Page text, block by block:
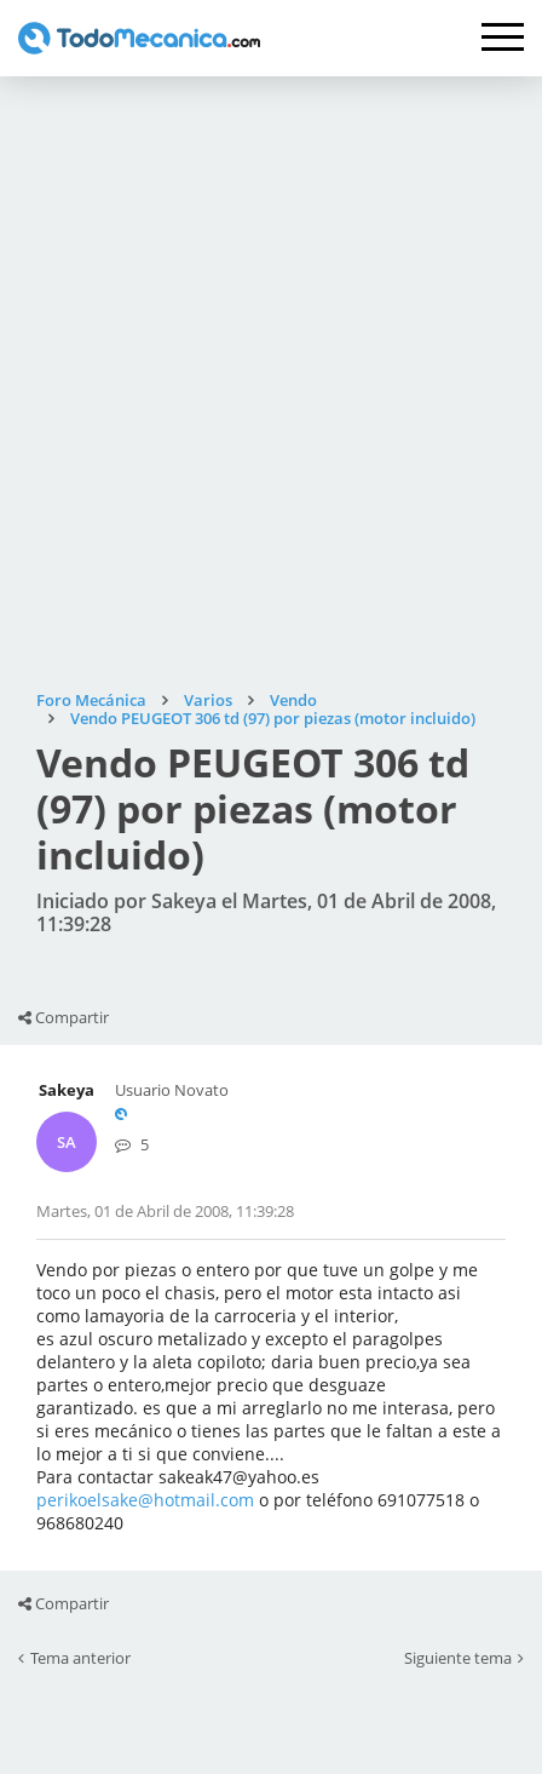
Foro Mecánica Varios
Vendo
Vendo PEUGEOT 306 td (97) por piezas (motor incluido)
Vendo PEUGEOT 306 td
(97) por piezas (motor
incluido)
Iniciado por Sakeya el Martes, 01 de Abril de 2008,
11:39:28
Compartir
Sakeya
SA
Usuario Novato
5
Martes, 01 de Abril de 2008, 11:39:28
Vendo por piezas o entero por que tuve un golpe y me
toco un poco el chasis, pero el motor esta intacto asi
como lamayoria de la carroceria y el interior,
es azul oscuro metalizado y excepto el paragolpes
delantero y la aleta copiloto; daria buen precio,ya sea
partes o entero,mejor precio que desguaze
garantizado. es que a mi arreglarlo no me interasa, pero
si eres mecánico o tienes las partes que le faltan a este a
lo mejor a ti si que conviene....
Para contactar sakeak47@yahoo.es
perikoelsake@hotmail.com o por teléfono 691077518 o
968680240
Compartir
Tema anterior Siguiente tema